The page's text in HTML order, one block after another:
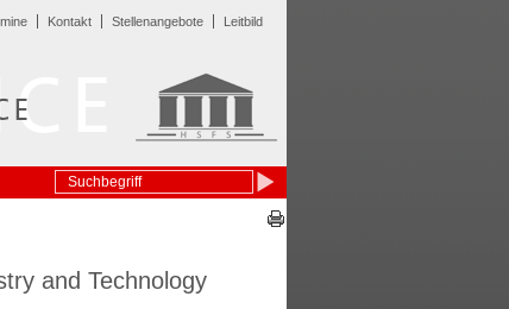
Kontakt Stellenangebote Leitbild
and Technology